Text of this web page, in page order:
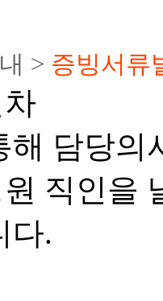
> 증빙서류
해 담당의
직인을
다.